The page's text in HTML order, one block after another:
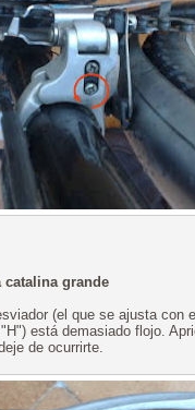
catalina grande
(el que se ajusta con
está demasiado flojo.
de ocurrirte.